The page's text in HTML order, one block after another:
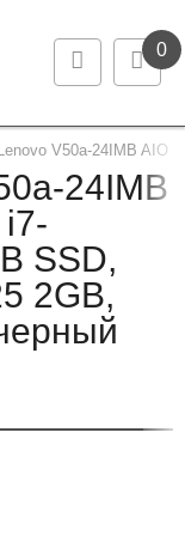
0
V50a-24IMB AIO
24IMB
SSD,
2GB,